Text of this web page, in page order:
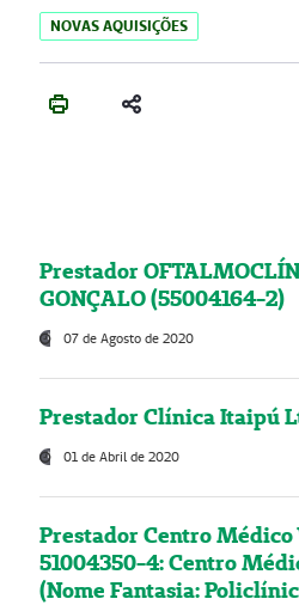
NOVAS AQUISIÇÕES
Prestador
GONÇALO (55004164-2)
07 de Agosto de 2020
Prestador Clínica Itaipú
01 de Abril de 2020
Prestador Centro
51004350-4: Centro
(Nome Fantasia: